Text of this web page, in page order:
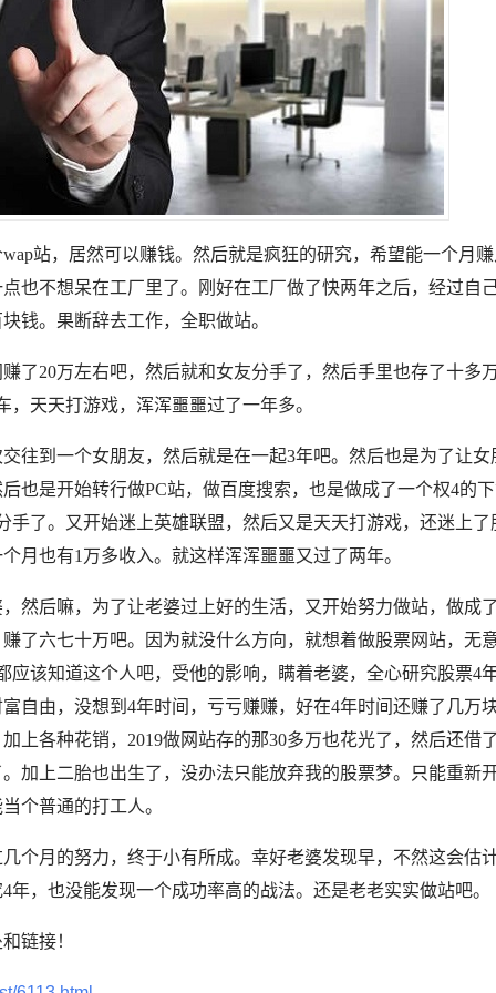
站，居然可以赚钱。然后就是疯狂的研究，希望能一个月
也不想呆在工厂里了。刚好在工厂做了快两年之后，经过自
钱。果断辞去工作，全职做站。
了20万左右吧，然后就和女友分手了，然后手里也存了十多
天天打游戏，浑浑噩噩过了一年多。
往到一个女朋友，然后就是在一起3年吧。然后也是为了让女
也是开始转行做PC站，做百度搜索，也是做成了一个权4的
手了。又开始迷上英雄联盟，然后又是天天打游戏，还迷上了
月也有1万多收入。就这样浑浑噩噩又过了两年。
然后嘛，为了让老婆过上好的生活，又开始努力做站，做成
了六七十万吧。因为就没什么方向，就想着做股票网站，无
应该知道这个人吧，受他的影响，瞒着老婆，全心研究股票4
自由，没想到4年时间，亏亏赚赚，好在4年时间还赚了几万
上各种花销，2019做网站存的那30多万也花光了，然后还借
加上二胎也出生了，没办法只能放弃我的股票梦。只能重新
个普通的打工人。
个月的努力，终于小有所成。幸好老婆发现早，不然这会估
，也没能发现一个成功率高的战法。还是老老实实做站吧。
链接！